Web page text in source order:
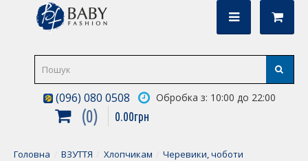
(096) 080 0508 Обробка з: 10:00 до 22:00
0 0.00грн
Головна ВЗУТТЯ Хлопчикам
Черевики, чоботи